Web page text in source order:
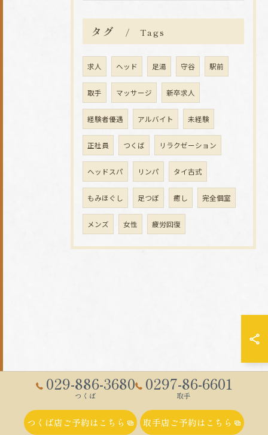
タグ Tags
求人 ヘッド 足湯 守谷 駅前
取手 マッサージ 新卒求人
経験者優遇 アルバイト 未経験
正社員 つくば リラクゼーション
ヘッドスパ リンパ タイ古式
もみほぐし 足つぼ 癒し 完全個室
メンズ 女性 疲労回復
029-886-3680
つくば
0297-86-6601
取手
つくば店ご予約はこちら 取手店ご予約はこちら